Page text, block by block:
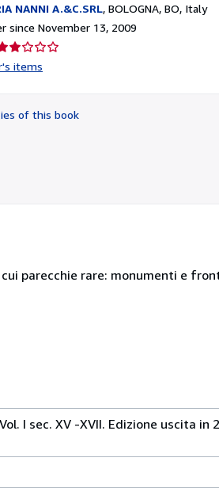
NANNI A.&C.SRL, BOLOGNA, BO, Italy
since November 13, 2009
rating
of
items
of this book
parecchie rare: monumenti e
I sec. XV -XVII. Edizione uscita in